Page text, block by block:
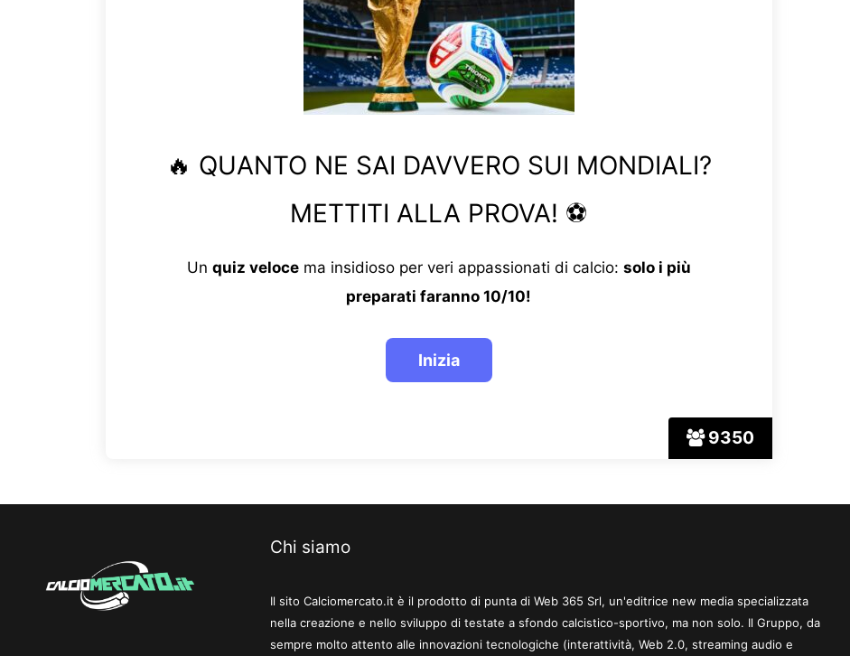
9350
🔥 QUANTO NE SAI DAVVERO SUI MONDIALI?
METTITI ALLA PROVA! ⚽
Un quiz velocema insidioso per veri appassionati di calcio: solo i più
preparati faranno 10/10!
Chi siamo
Il sito Calciomercato.it è il prodotto di punta di Web 365 Srl, un'editrice new media specializzata
nella creazione e nello sviluppo di testate a sfondo calcistico-sportivo, ma non solo. Il Gruppo, da
sempre molto attento alle innovazioni tecnologiche (interattività, Web 2.0, streaming audio e